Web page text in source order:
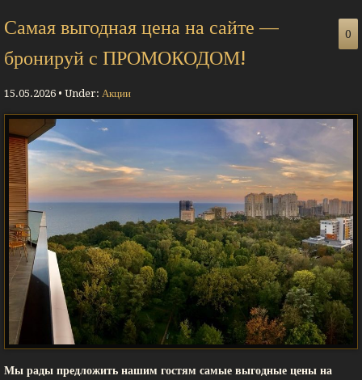
Самая выгодная цена на сайте —
бронируй с ПРОМОКОДОМ!
15.05.2026 • Under: Акции
0
Мы рады предложить нашим гостям самые выгодные цены на